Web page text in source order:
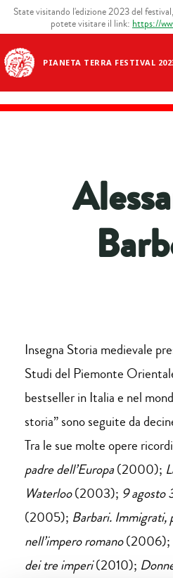
PIANETA TERRA FESTIVAL
State visitando l'edizione 2023 del
potete visitare il link: https://
Insegna Storia medievale
Studi del Piemonte
bestseller in Italia e nel
storia” sono seguite da
Tra le sue molte opere
padre dell’Europa(2000);
Waterloo(2003); 9 agosto
(2005); Barbari.
nell’impero romano(2006);
dei tre imperi(2010);